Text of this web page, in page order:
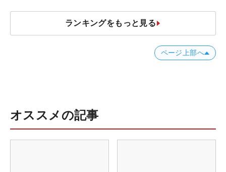
ランキングをもっと見る
ページ上部へ
オススメの記事